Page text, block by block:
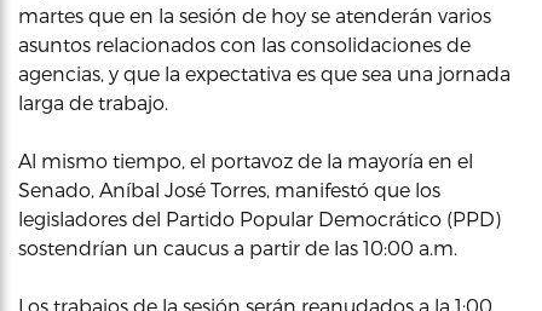
martes que en la sesión de hoy se atenderán varios
asuntos relacionados con las consolidaciones de
agencias, y que la expectativa es que sea una jornada
larga de trabajo.
Al mismo tiempo, el portavoz de la mayoría en el
Senado, Aníbal José Torres, manifestó que los
legisladores del Partido Popular Democrático (PPD)
sostendrían un caucus a partir de las 10:00 a.m.
Los trabajos de la sesión serán reanudados a la 1:00